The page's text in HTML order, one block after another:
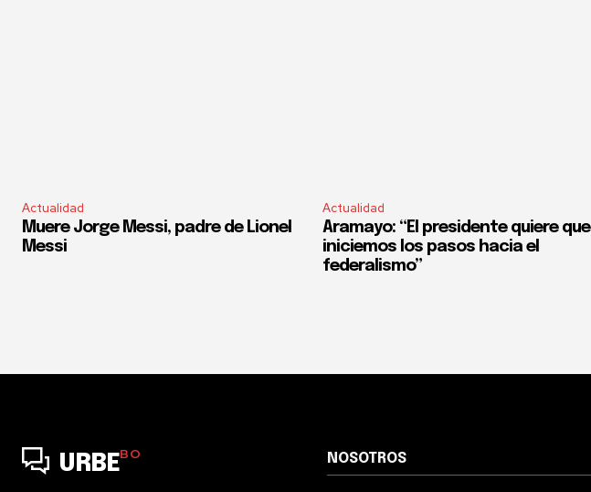
Actualidad
Muere Jorge Messi, padre de Lionel
Messi
Actualidad
Aramayo: “El presidente quiere que
iniciemos los pasos hacia el
federalismo”
URBEBO NOSOTROS